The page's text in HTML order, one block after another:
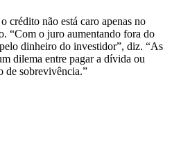
crédito não está caro apenas no
“Com o juro aumentando fora do
dinheiro do investidor”, diz. “As
dilema entre pagar a dívida ou
de sobrevivência.”